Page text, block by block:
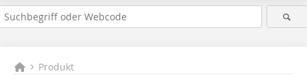
Produkt